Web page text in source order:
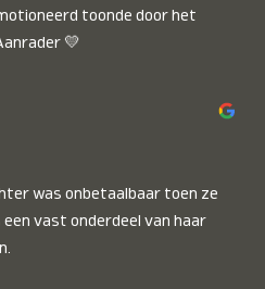
toonde door het
💛
was onbetaalbaar toen ze
een vast onderdeel van haar